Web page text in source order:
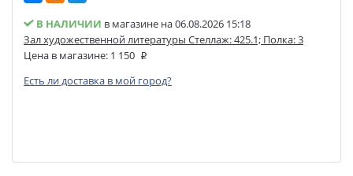
В НАЛИЧИИ в магазине на 06.08.2026 15:18
Зал художественной литературы Стеллаж: 425.1; Полка: 3
Цена в магазине: 1 150
Есть ли доставка в мой город?